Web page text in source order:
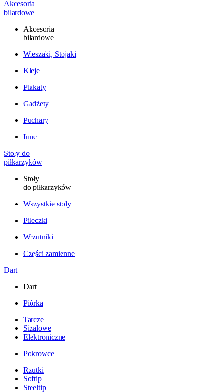
Akcesoria
bilardowe
Akcesoria
bilardowe
Wieszaki, Stojaki
Kleje
Plakaty
Gadźety
Puchary
Inne
Stoły do
piłkarzyków
Stoły
do piłkarzyków
Wszystkie stoły
Piłeczki
Wrzutniki
Części zamienne
Dart
Dart
Piórka
Tarcze
Sizalowe
Elektroniczne
Pokrowce
Rzutki
Softip
Steeltip